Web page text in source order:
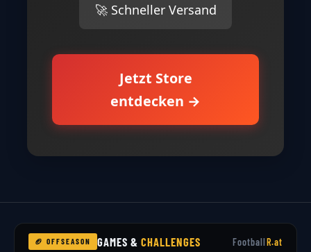
🚀 Schneller Versand
Jetzt Store
entdecken →
🏈 OFFSEASON GAMES &CHALLENGES FootballR.at